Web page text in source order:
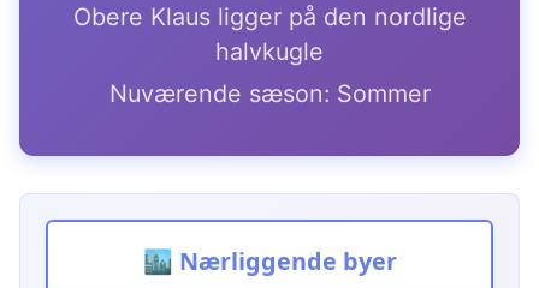
Obere Klaus ligger på den nordlige
halvkugle
Nuværende sæson: Sommer
🏙️ Nærliggende byer